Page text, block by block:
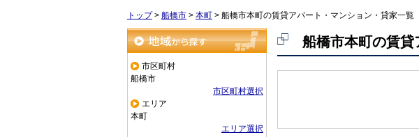
トップ> 船橋市 > 本町 > 船橋市本町の賃貸アパート・マンション・貸家一覧
地域から探す
市区町村
船橋市
市区町村選択
エリア
本町
エリア選択
船橋市本町の賃